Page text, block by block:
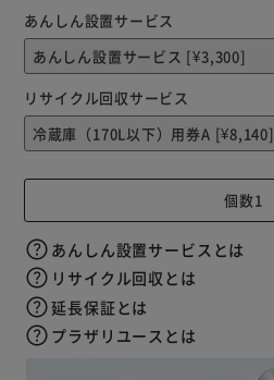
あんしん設置サービス
リサイクル回収サービス
あんしん設置サービスとは
リサイクル回収とは
延長保証とは
プラザリユースとは